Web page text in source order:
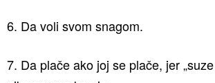
6. Da voli svom snagom.
7. Da plače ako joj se plače, jer